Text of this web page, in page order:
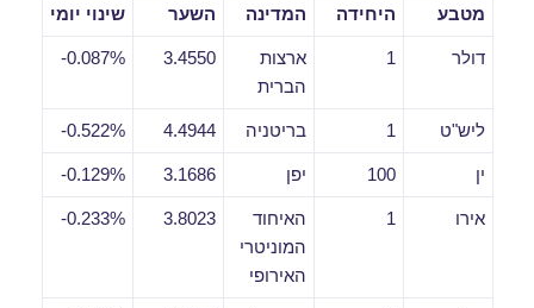
מטבע היחידה המדינה השער שינוי יומי
דולר 1
ארצות
הברית
3.4550
0.087%-
ליש"ט 1 בריטניה 4.4944
0.522%-
ין 100 יפן 3.1686
0.129%-
אירו 1
האיחוד
המוניטרי
האירופי
3.8023
0.233%-